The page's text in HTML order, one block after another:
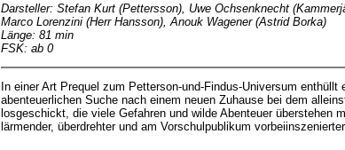
Darsteller: Stefan Kurt (Pettersson), Uwe Ochsenknecht
Marco Lorenzini (Herr Hansson), Anouk Wagener (Astrid Borka)
Länge: 81 min
FSK: ab 0
In einer Art Prequel zum Petterson-und-Findus-Universum
abenteuerlichen Suche nach einem neuen Zuhause bei dem
losgeschickt, die viele Gefahren und wilde Abenteuer überstehen
lärmender, überdrehter und am Vorschulpublikum vorbeiinszenierter